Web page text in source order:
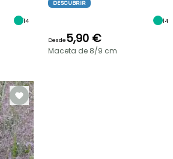
14
DESCUBRIR
14
Desde5,90 €
Maceta de 8/9 cm